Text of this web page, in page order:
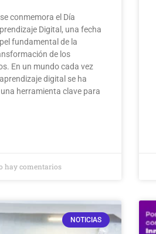
conmemora el Día
Digital, una fecha
fundamental de la
de los
En un mundo cada vez
digital se ha
herramienta clave para
hay comentarios
NOTICIAS